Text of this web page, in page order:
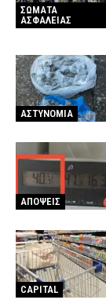
ΣΩΜΑΤΑ
ΑΣΦΑΛΕΙΑΣ
ΑΣΤΥΝΟΜΙΑ
ΑΠΟΨΕΙΣ
CAPITAL